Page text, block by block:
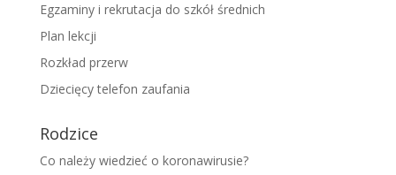
Egzaminy i rekrutacja do szkół średnich
Plan lekcji
Rozkład przerw
Dziecięcy telefon zaufania
Rodzice
Co należy wiedzieć o koronawirusie?